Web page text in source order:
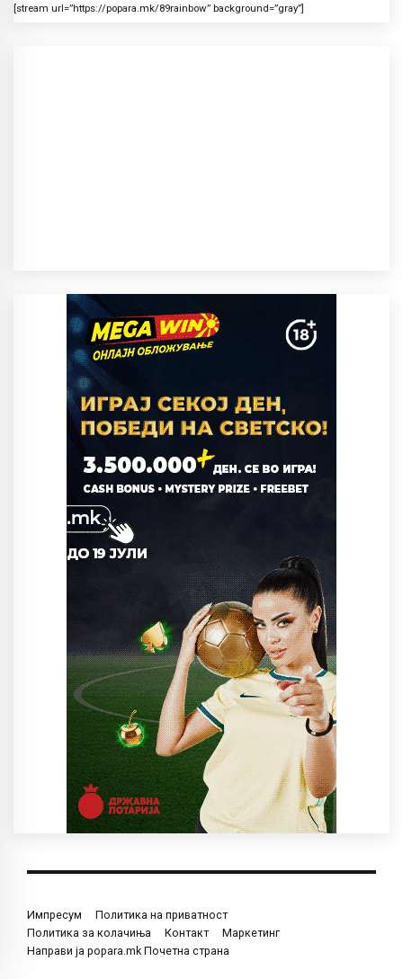
[stream url=”https://popara.mk/89rainbow” background=”gray”]
Импресум
Политика на приватност
Политика за колачиња
Контакт
Маркетинг
Направи ја popara.mk Почетна страна